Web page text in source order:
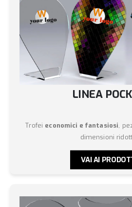
LINEA
Trofei economici e fantasiosi,
dimensioni
VAI AI